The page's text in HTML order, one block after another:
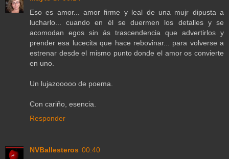
Eso es amor... amor firme y leal de una mujr dipusta a
lucharlo... cuando en él se duermen los detalles y se
acomodan egos sin ás trascendencia que advertirlos y
prender esa lucecita que hace rebovinar... para volverse a
estrenar desde el mismo punto donde el amor os convierte
en uno.
Un lujazooooo de poema.
Con cariño, esencia.
Responder
NVBallesteros 00:40